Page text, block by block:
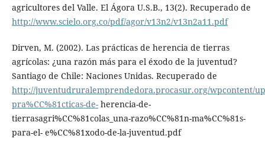
agricultores del Valle. El Ágora U.S.B., 13(2). Recuperado de
http://www.scielo.org.co/pdf/agor/v13n2/v13n2a11.pdf
Dirven, M. (2002). Las prácticas de herencia de tierras
agrícolas: ¿una razón más para el éxodo de la juventud?
Santiago de Chile: Naciones Unidas. Recuperado de
http://juventudruralemprendedora.procasur.org/wpcontent/
pra%CC%81cticas-de-herencia-de-
tierrasagri%CC%81colas_una-razo%CC%81n-ma%CC%81s-
para-el- e%CC%81xodo-de-la-juventud.pdf